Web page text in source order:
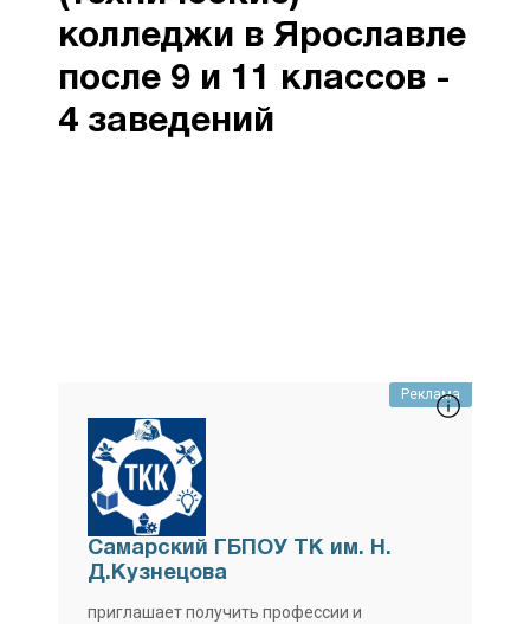
колледжи в Ярославле
после 9 и 11 классов -
4 заведений
Реклама
Самарский ГБПОУ ТК им. Н.
Д.Кузнецова
приглашает получить профессии и